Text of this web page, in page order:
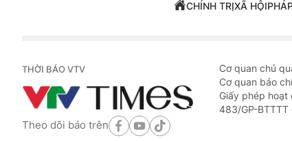
CHÍNH TRỊXÃ HỘI
THỜI BÁO VTV
Theo dõi báo trên
Cơ quan chủ
Cơ quan báo
Giấy phép hoạt
483/GP-